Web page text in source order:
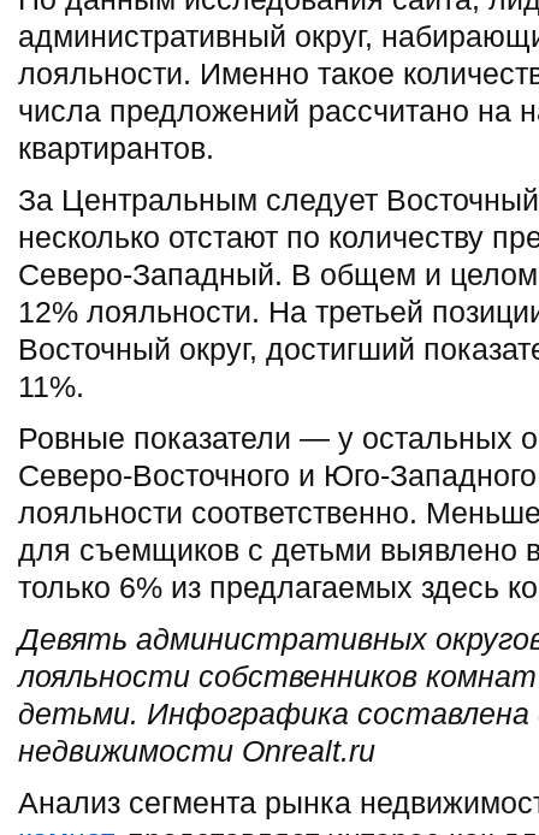
административный округ,
лояльности. Именно такое
числа предложений рассчитано на
квартирантов.
За Центральным следует Восточный
несколько отстают по количеству
Северо-Западный. В общем и
12% лояльности. На третьей
Восточный округ, достигший
11%.
Ровные показатели — у остальных
Северо-Восточного и Юго-
лояльности соответственно.
для съемщиков с детьми выявлено
только 6% из предлагаемых здесь
Девять административных
лояльности собственников
детьми. Инфографика составлена
недвижимости Onrealt.ru
Анализ сегмента рынка